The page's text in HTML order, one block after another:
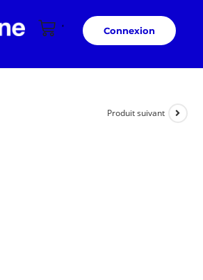
Connexion
Produit suivant